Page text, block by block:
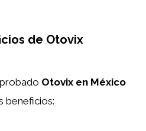
de Otovix
Otovix en México
beneficios: